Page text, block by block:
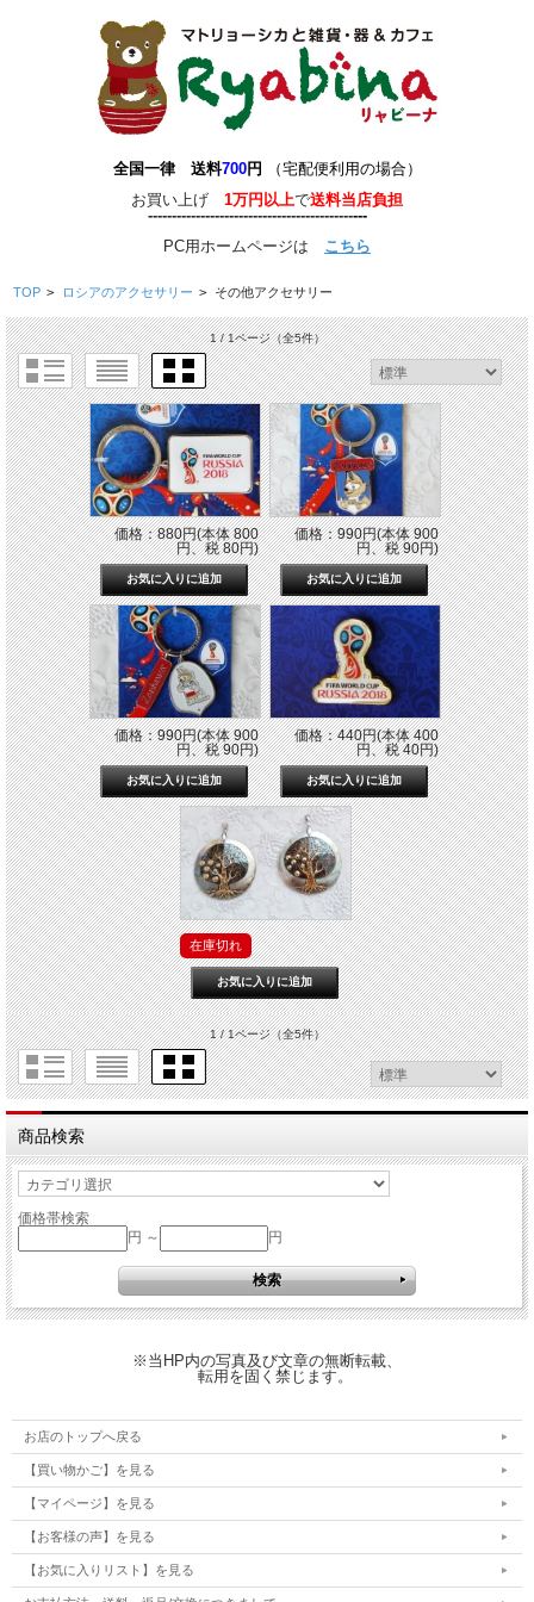
全国一律 送料700円
（宅配便利用の場合）
お買い上げ 1万円以上で送料当店負担
----------------------------------------------
PC用ホームページは こちら
TOP > ロシアのアクセサリー > その他アクセサリー
1 / 1ページ（全5件）
価格：880円(本体 800
円、税 80円)
価格：990円(本体 900
円、税 90円)
価格：990円(本体 900
円、税 90円)
価格：440円(本体 400
円、税 40円)
在庫切れ
1 / 1ページ（全5件）
商品検索
価格帯検索
円 ～
円
※当HP内の写真及び文章の無断転載、
転用を固く禁じます。
お店のトップへ戻る
【買い物かご】を見る
【マイページ】を見る
【お客様の声】を見る
【お気に入りリスト】を見る